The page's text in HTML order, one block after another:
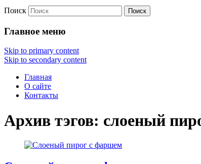
Поиск
Главное меню
Skip to primary content
Skip to secondary content
Главная
О сайте
Контакты
Архив тэгов: слоеный